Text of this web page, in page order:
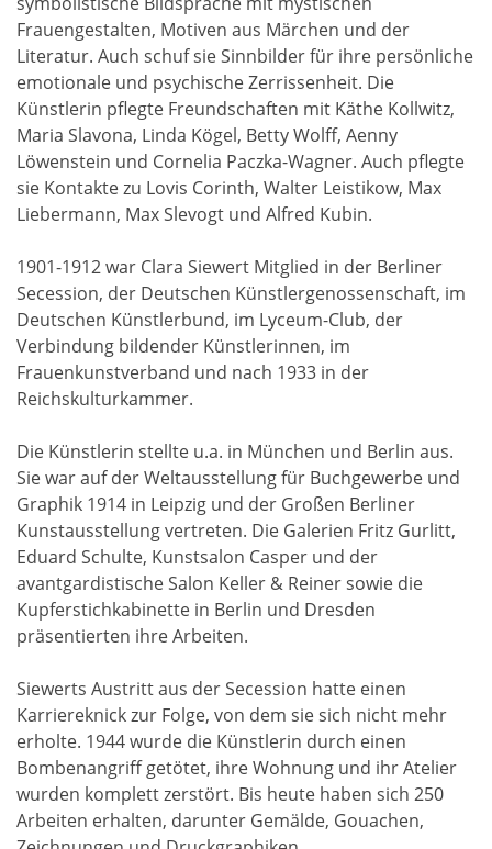
Frauengestalten, Motiven aus Märchen und der
Literatur. Auch schuf sie Sinnbilder für ihre persönliche
emotionale und psychische Zerrissenheit. Die
Künstlerin pflegte Freundschaften mit Käthe Kollwitz,
Maria Slavona, Linda Kögel, Betty Wolff, Aenny
Löwenstein und Cornelia Paczka-Wagner. Auch pflegte
sie Kontakte zu Lovis Corinth, Walter Leistikow, Max
Liebermann, Max Slevogt und Alfred Kubin.
1901-1912 war Clara Siewert Mitglied in der Berliner
Secession, der Deutschen Künstlergenossenschaft, im
Deutschen Künstlerbund, im Lyceum-Club, der
Verbindung bildender Künstlerinnen, im
Frauenkunstverband und nach 1933 in der
Reichskulturkammer.
Die Künstlerin stellte u.a. in München und Berlin aus.
Sie war auf der Weltausstellung für Buchgewerbe und
Graphik 1914 in Leipzig und der Großen Berliner
Kunstausstellung vertreten. Die Galerien Fritz Gurlitt,
Eduard Schulte, Kunstsalon Casper und der
avantgardistische Salon Keller & Reiner sowie die
Kupferstichkabinette in Berlin und Dresden
präsentierten ihre Arbeiten.
Siewerts Austritt aus der Secession hatte einen
Karriereknick zur Folge, von dem sie sich nicht mehr
erholte. 1944 wurde die Künstlerin durch einen
Bombenangriff getötet, ihre Wohnung und ihr Atelier
wurden komplett zerstört. Bis heute haben sich 250
Arbeiten erhalten, darunter Gemälde, Gouachen,